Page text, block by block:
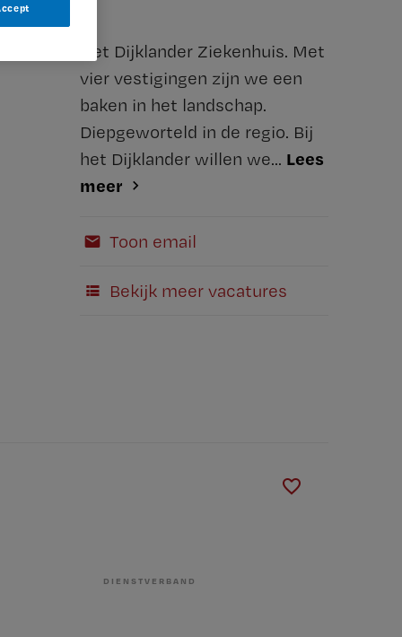
Het Dijklander Ziekenhuis. Met
vier vestigingen zijn we een
baken in het landschap.
Diepgeworteld in de regio. Bij
het Dijklander willen we... Lees
meer
Toon email
Bekijk meer vacatures
DIENSTVERBAND